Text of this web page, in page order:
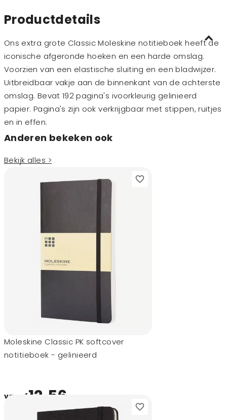
Productdetails
Ons extra grote Classic Moleskine notitieboek heeft de
iconische afgeronde hoeken en een harde omslag.
Voorzien van een elastische sluiting en een bladwijzer.
Uitbreidbaar vakje aan de binnenkant van de achterste
omslag. Bevat 192 pagina's ivoorkleurig gelinieerd
papier. Pagina's zijn ook verkrijgbaar met stippen, ruitjes
en in effen.
Anderen bekeken ook
Bekijk alles >
Moleskine Classic PK softcover
notitieboek - gelinieerd
vanaf12,56